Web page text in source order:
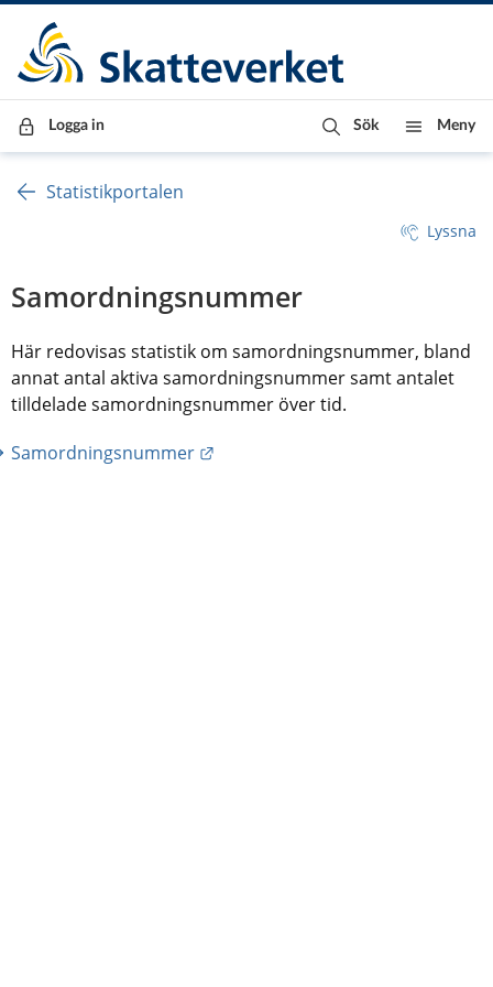
Till innehåll
Till navigationen
Till chattrobot
Logga in Sök Meny
Statistikportalen
Lyssna
Samordningsnummer
Här redovisas statistik om samordningsnummer, bland
annat antal aktiva samordningsnummer samt antalet
tilldelade samordningsnummer över tid.
Samordningsnummer